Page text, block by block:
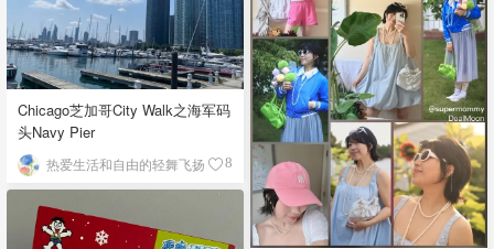
Chicago芝加哥City Walk之海军码
头Navy Pier
热爱生活和自由的轻舞飞扬 8